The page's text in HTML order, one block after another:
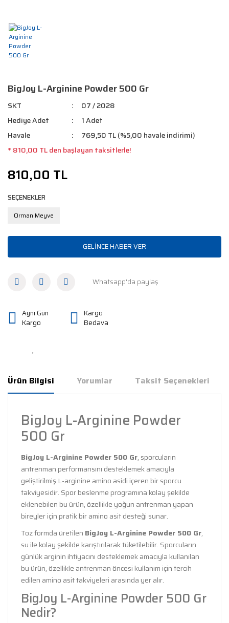
BigJoy L-Arginine Powder 500 Gr
SKT
07 / 2028
Hediye Adet
1 Adet
Havale
769,50 TL (%5,00 havale indirimi)
* 810,00 TL den başlayan taksitlerle!
810,00 TL
SEÇENEKLER
Orman Meyve
GELİNCE HABER VER
Whatsapp'da paylaş
Aynı Gün
Kargo
Kargo
Bedava
Ürün Bilgisi Yorumlar Taksit Seçenekleri
BigJoy L-Arginine Powder
500 Gr
BigJoy L-Arginine Powder 500 Gr, sporcuların
antrenman performansını desteklemek amacıyla
geliştirilmiş L-arginine amino asidi içeren bir sporcu
takviyesidir. Spor beslenme programına kolay şekilde
eklenebilen bu ürün, özellikle yoğun antrenman yapan
bireyler için pratik bir amino asit desteği sunar.
Toz formda üretilen BigJoy L-Arginine Powder 500 Gr,
su ile kolay şekilde karıştırılarak tüketilebilir. Sporcuların
günlük arginin ihtiyacını desteklemek amacıyla kullanılan
bu ürün, özellikle antrenman öncesi kullanım için tercih
edilen amino asit takviyeleri arasında yer alır.
BigJoy L-Arginine Powder 500 Gr
Nedir?